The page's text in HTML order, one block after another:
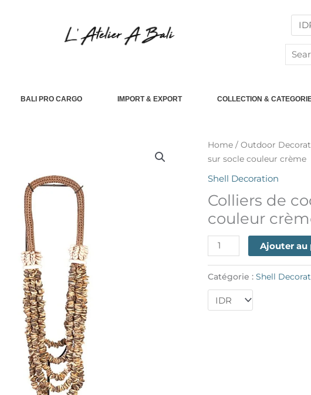
for:
BALI PRO CARGO IMPORT & EXPORT COLLECTION &
Home / Outdoor
sur socle couleur crème
Shell Decoration
Colliers de
couleur
quantité
de
coquillage
naturel
socle
couleur
crème
Ajouter au
Catégorie : Shell